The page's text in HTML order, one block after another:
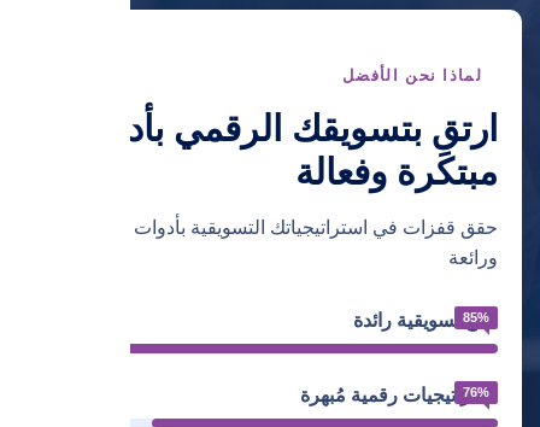
لماذا نحن الأفضل
ارتقِ بتسويقك الرقمي بأدوات
مبتكرة وفعالة
حقق قفزات في استراتيجياتك التسويقية بأدوات ذكية
ورائعة
نتائج تسويقية رائدة
85%
استراتيجيات رقمية مُبهرة
76%